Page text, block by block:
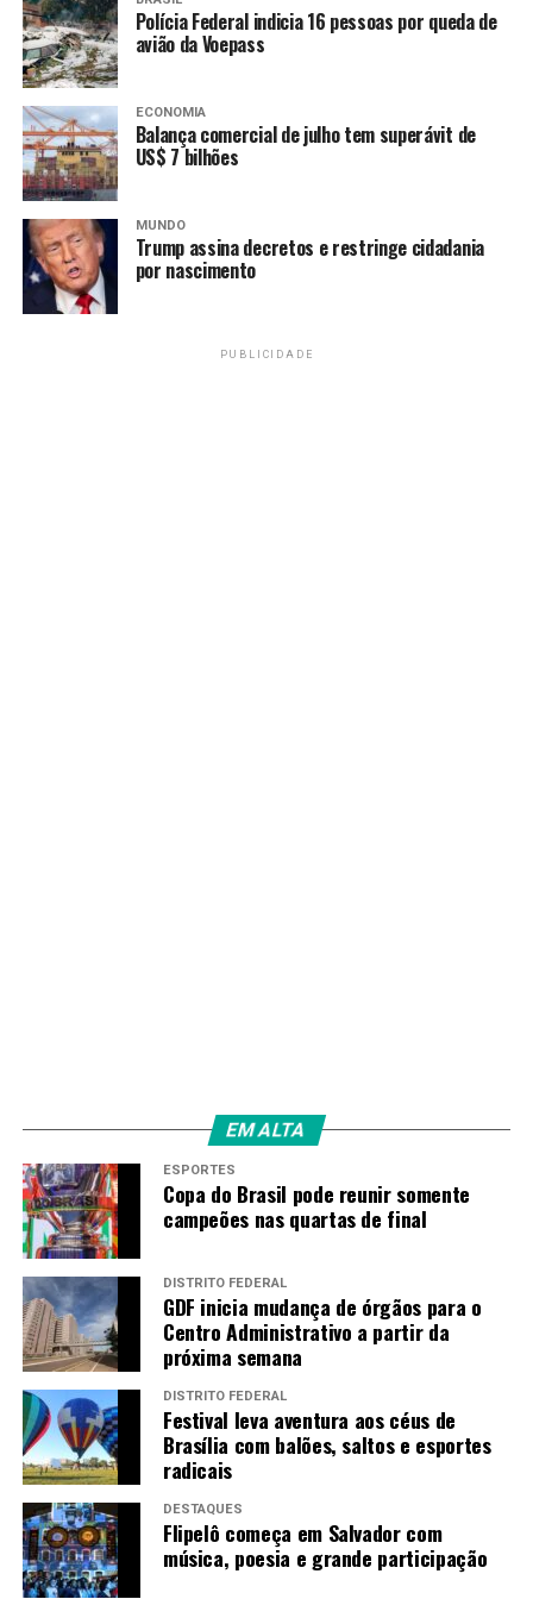
Se condenados, os suspeitos podem cumprir penas de
até 30 anos pelos crimes de furto qualificado mediante
fraude, invasão de dispositivo informático, lavagem de
capitais e organização criminosa.
Fonte:Agência Brasil
TAGS
PRÓXIMO
Fugitivos de penitenciária federal em Mossoró são
Polícia Federal indicia 16 pessoas por queda de
avião da Voepass
ECONOMIA
Balança comercial de julho tem superávit de
US$ 7 bilhões
MUNDO
Trump assina decretos e restringe cidadania
por nascimento
PUBLICIDADE
EM ALTA
ESPORTES
Copa do Brasil pode reunir somente
campeões nas quartas de final
DISTRITO FEDERAL
GDF inicia mudança de órgãos para o
Centro Administrativo a partir da
próxima semana
DISTRITO FEDERAL
Festival leva aventura aos céus de
Brasília com balões, saltos e esportes
radicais
DESTAQUES
Flipelô começa em Salvador com
música, poesia e grande participação